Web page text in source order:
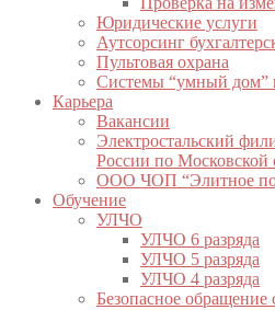
Юридические услуги
Аутсорсинг
Пультовая охрана
Системы “умный дом”
Карьера
Вакансии
Электростальский
России по Московской
ООО ЧОП “Элитное
Обучение
УЛЧО
УЛЧО 6 разряда
УЛЧО 5 разряда
УЛЧО 4 разряда
Безопасное обращение